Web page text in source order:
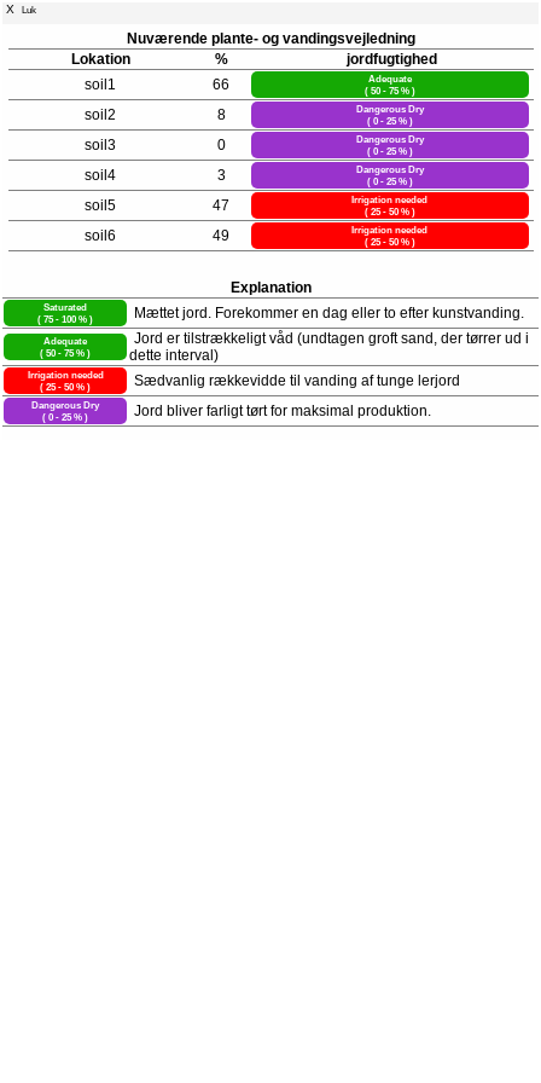
X Luk
Nuværende plante- og vandingsvejledning
Lokation
%
jordfugtighed
soil1
66
Adequate
( 50 - 75 % )
soil2 8
Dangerous Dry
( 0 - 25 % )
soil3 0
Dangerous Dry
( 0 - 25 % )
soil4 3
Dangerous Dry
( 0 - 25 % )
soil5 47
Irrigation needed
( 25 - 50 % )
soil6 49
Irrigation needed
( 25 - 50 % )
Explanation
Saturated
( 75 - 100 % )
Mættet jord. Forekommer en dag eller to efter kunstvanding.
Adequate
( 50 - 75 % )
Jord er tilstrækkeligt våd (undtagen groft sand, der tørrer ud i
dette interval)
Irrigation needed
( 25 - 50 % )
Sædvanlig rækkevidde til vanding af tunge lerjord
Dangerous Dry
( 0 - 25 % )
Jord bliver farligt tørt for maksimal produktion.